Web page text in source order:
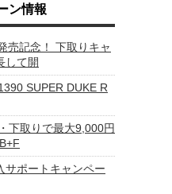
ン情報
売記念！ 下取りキャ
して開
SUPER DUKE R
下取りで最大9,000円
サポートキャンペー